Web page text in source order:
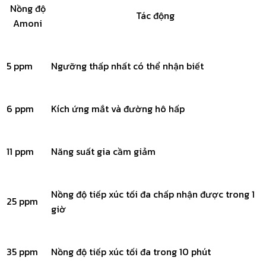
Nồng độ
Amoni
Tác động
5 ppm Ngưỡng thấp nhất có thể nhận biết
6 ppm Kích ứng mắt và đường hô hấp
11 ppm Năng suất gia cầm giảm
25 ppm
Nồng độ tiếp xúc tối đa chấp nhận được trong 1
giờ
35 ppm Nồng độ tiếp xúc tối đa trong 10 phút